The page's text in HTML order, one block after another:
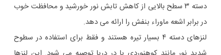
دسته ۳ سطح بالایی از کاهش تابش نور خورشید و محافظت خوب
در برابر اشعه ماوراء بنفش را ارائه می دهد.
لنزهای دسته ۴ بسیار تیره هستند و فقط برای استفاده در سطوح